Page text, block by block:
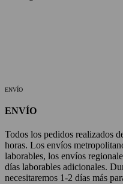
ENVÍO
ENVÍO
Todos los pedidos realizados
horas. Los envíos
laborables, los envíos
días laborables adicionales.
necesitaremos 1-2 días más